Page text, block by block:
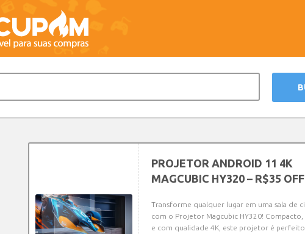
PROJETOR ANDROID 11 4K
MAGCUBIC HY320 – R$35 OFF
Transforme qualquer lugar em uma sala de
com o Projetor Magcubic HY320!
e com qualidade 4K, este projetor é